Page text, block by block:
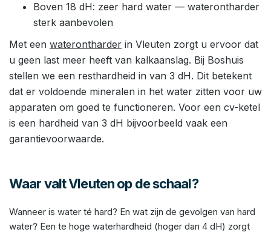
Boven 18 dH: zeer hard water — waterontharder
sterk aanbevolen
Met een waterontharder in Vleuten zorgt u ervoor dat
u geen last meer heeft van kalkaanslag. Bij Boshuis
stellen we een resthardheid in van 3 dH. Dit betekent
dat er voldoende mineralen in het water zitten voor uw
apparaten om goed te functioneren. Voor een cv-ketel
is een hardheid van 3 dH bijvoorbeeld vaak een
garantievoorwaarde.
Waar valt Vleuten op de schaal?
Wanneer is water té hard? En wat zijn de gevolgen van hard
water? Een te hoge waterhardheid (hoger dan 4 dH) zorgt